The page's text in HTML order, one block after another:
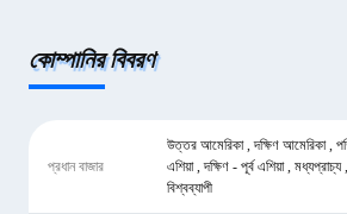
কোম্পানির বিবরণ
প্রধান বাজার
উত্তর আমেরিকা , দক্ষিণ আমেরিকা ,
এশিয়া , দক্ষিণ - পূর্ব এশিয়া ,
বিশ্বব্যাপী